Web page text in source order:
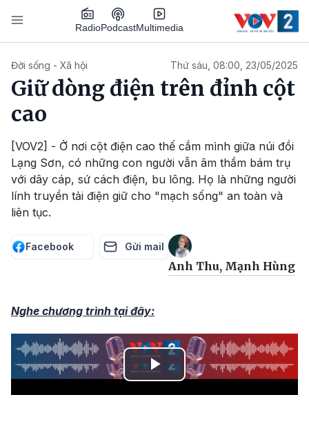
Nhảy đến nội dung
RadioPodcastMultimedia
Đời sống - Xã hội Thứ sáu, 08:00, 23/05/2025
Giữ dòng điện trên đỉnh cột
cao
[VOV2] - Ở nơi cột điện cao thế cắm mình giữa núi đồi
Lạng Sơn, có những con người vẫn âm thầm bám trụ
với dây cáp, sứ cách điện, bu lông. Họ là những người
lính truyền tải điện giữ cho "mạch sống" an toàn và
liên tục.
Facebook Gửi mail
Anh Thu, Mạnh Hùng
Nghe chương trình tại đây:
Play